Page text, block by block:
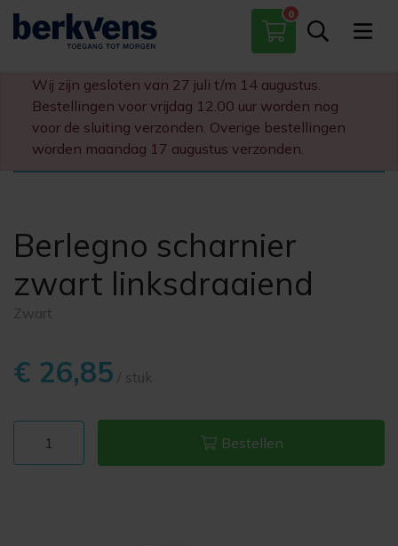
0
Paumelles
Scharnieren
Sloten
Diversen
Wij zijn gesloten van 27 juli t/m 14 augustus.
Bestellingen voor vrijdag 12.00 uur worden nog
voor de sluiting verzonden. Overige bestellingen
worden maandag 17 augustus verzonden.
Berlegno scharnier
zwart linksdraaiend
Zwart
€ 26,85 / stuk
Bestellen